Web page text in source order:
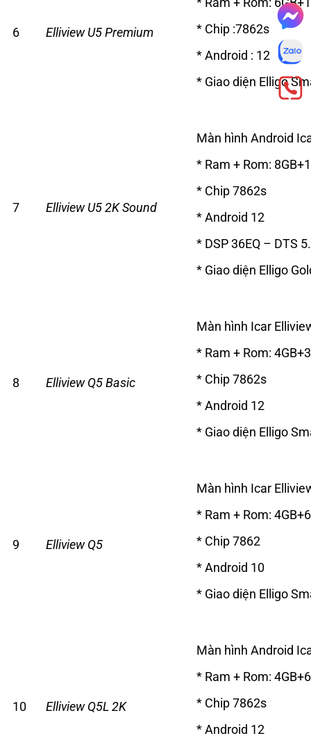
6 Elliview U5 Premium
* Chip :7862s
* Android : 12
* Giao diện Elligo
7 Elliview U5 2K Sound
Màn hình Android
* Ram + Rom:
* Chip 7862s
* Android 12
* DSP 36EQ – DTS
* Giao diện Elligo
8 Elliview Q5 Basic
Màn hình Icar
* Ram + Rom:
* Chip 7862s
* Android 12
* Giao diện Elligo
9 Elliview Q5
Màn hình Icar
* Ram + Rom:
* Chip 7862
* Android 10
* Giao diện Elligo
10 Elliview Q5L 2K
Màn hình Android
* Ram + Rom:
* Chip 7862s
* Android 12